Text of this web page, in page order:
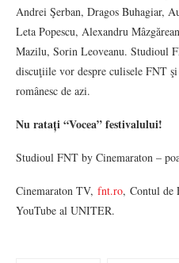
Andrei Şerban, Dragos Buhagiar,
Leta Popescu, Alexandru
Mazilu, Sorin Leoveanu. Studioul
discuţiile vor despre culisele FNT
românesc de azi.
Nu ratați “Vocea” festivalului!
Studioul FNT by Cinemaraton –
Cinemaraton TV, fnt.ro, Contul de
YouTube al UNITER.